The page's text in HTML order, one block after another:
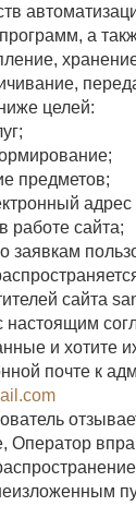
а
целей:
предметов;
работе сайта;
заявкам
сайта
настоящим
и хотите
почте к
Оператор